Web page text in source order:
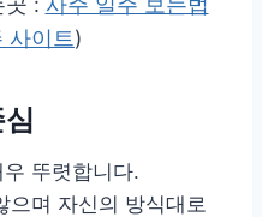
사이트)
뚜렷합니다.
으며 자신의 방식대로